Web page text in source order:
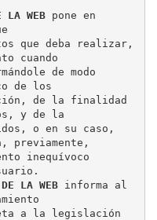
LA WEB pone en
que deba realizar,
cuando
de modo
de los
de la finalidad
y de la
o en su caso,
previamente,
inequívoco
LA WEB informa al
a la legislación